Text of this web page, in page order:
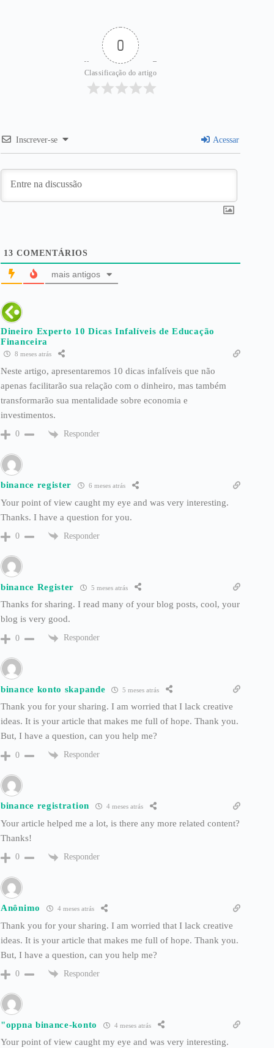
0
Classificação do artigo
Inscrever-se Acessar
13 COMENTÁRIOS
mais antigos
Dineiro Experto 10 Dicas Infalíveis de Educação
Financeira
8 meses atrás
Neste artigo, apresentaremos 10 dicas infalíveis que não
apenas facilitarão sua relação com o dinheiro, mas também
transformarão sua mentalidade sobre economia e
investimentos.
0 Responder
binance register 6 meses atrás
Your point of view caught my eye and was very interesting.
Thanks. I have a question for you.
0 Responder
binance Register 5 meses atrás
Thanks for sharing. I read many of your blog posts, cool, your
blog is very good.
0 Responder
binance konto skapande 5 meses atrás
Thank you for your sharing. I am worried that I lack creative
ideas. It is your article that makes me full of hope. Thank you.
But, I have a question, can you help me?
0 Responder
binance registration 4 meses atrás
Your article helped me a lot, is there any more related content?
Thanks!
0 Responder
Anônimo 4 meses atrás
Thank you for your sharing. I am worried that I lack creative
ideas. It is your article that makes me full of hope. Thank you.
But, I have a question, can you help me?
0 Responder
"oppna binance-konto 4 meses atrás
Your point of view caught my eye and was very interesting.